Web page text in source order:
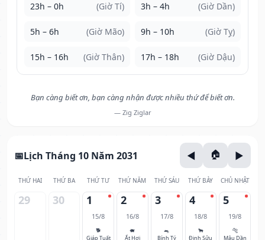
23h – 0h (Giờ Tí) 3h – 4h (Giờ Dần)
5h – 6h (Giờ Mão) 9h – 10h (Giờ Tỵ)
15h – 16h (Giờ Thân) 17h – 18h (Giờ Dậu)
Bạn càng biết ơn, bạn càng nhận được nhiều thứ để biết ơn.
— Zig Ziglar
Lịch Tháng 10 Năm 2031
THỨ HAI THỨ BA THỨ TƯ THỨ NĂM THỨ SÁU THỨ BẢY CHỦ NHẬT
29 30 1
15/8
🐕
Giáp Tuất
2
16/8
🐖
Ất Hợi
3
17/8
🐀
Bính Tý
4
18/8
🐂
Đinh Sửu
5
19/8
🐅
Mậu Dần